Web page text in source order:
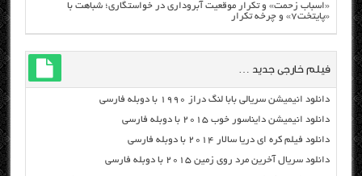
«اسباب زحمت» و تکرار موقعیت آبروداری در خواستگاری؛ شباهت با
«پایتخت۷» و چرخه تکرار
فیلم خارجی جدید …
دانلود انیمیشن سریالی بابا لنگ دراز ۱۹۹۰ با دوبله فارسی
دانلود انیمیشن دایناسور خوب ۲۰۱۵ با دوبله فارسی
دانلود فیلم کره ای دریا سالار ۲۰۱۴ با دوبله فارسی
دانلود سریال آخرین مرد روی زمین ۲۰۱۵ با دوبله فارسی